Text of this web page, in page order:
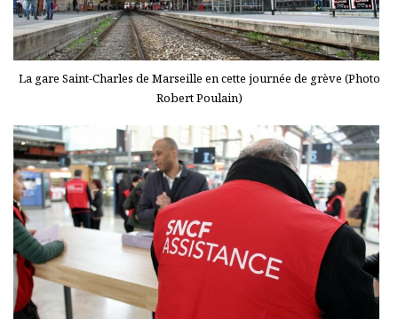
La gare Saint-Charles de Marseille en cette journée de grève (Photo
Robert Poulain)